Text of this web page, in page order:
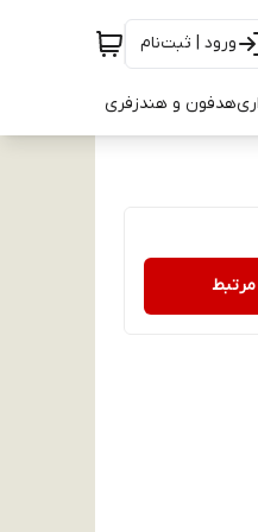
ورود | ثبت‌نام
هدفون و هندزفری